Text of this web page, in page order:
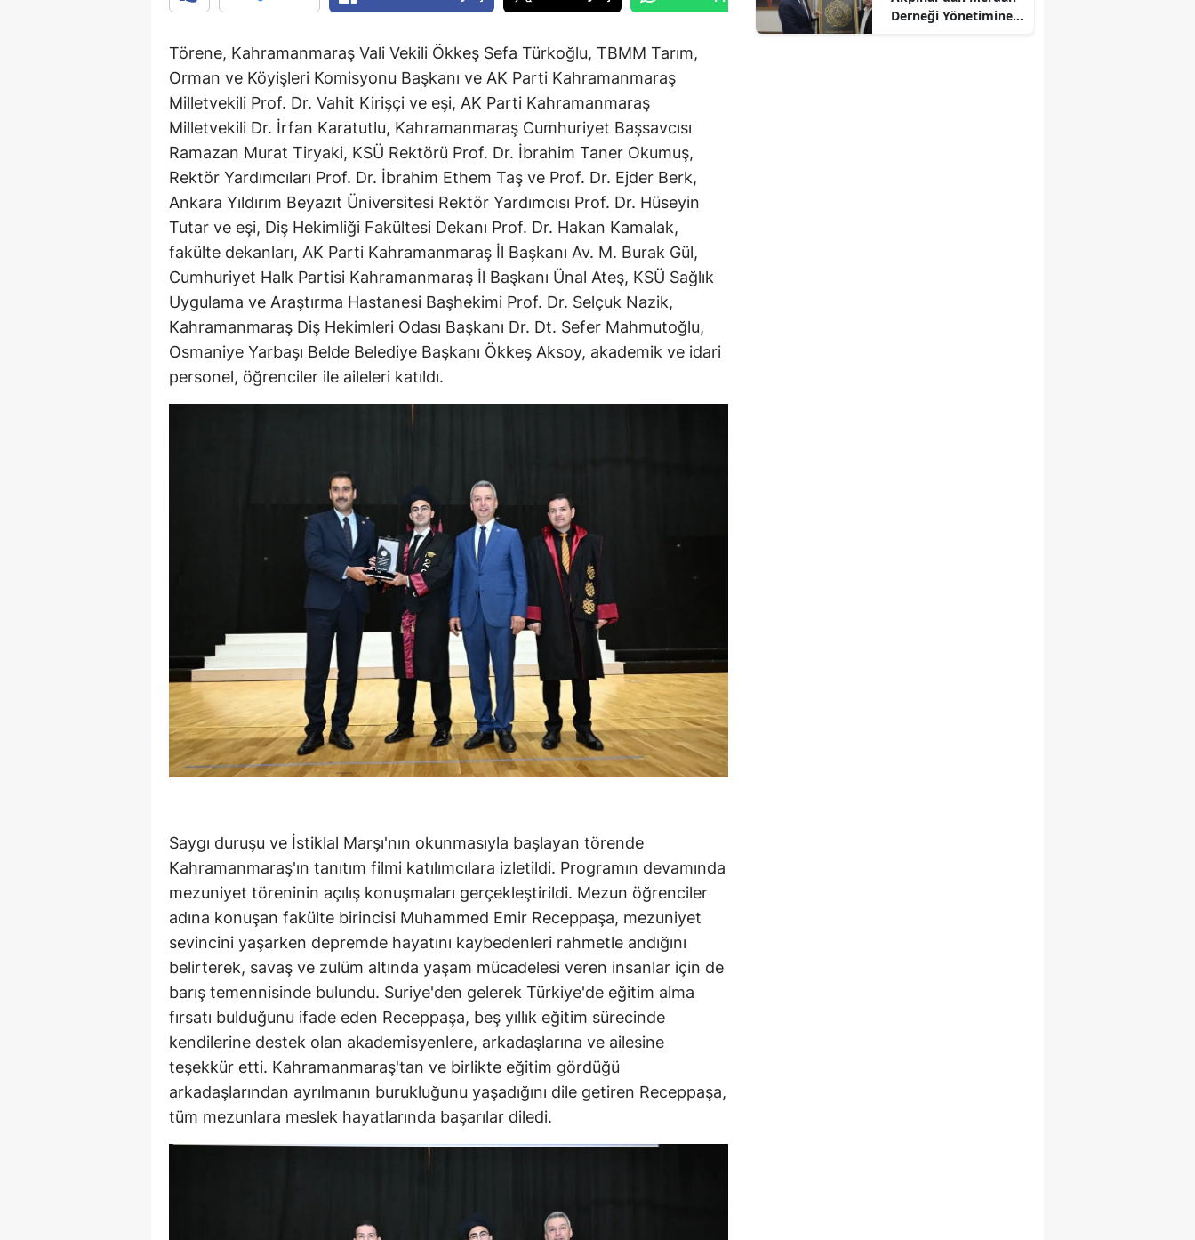
Törene, Kahramanmaraş Vali Vekili Ökkeş Sefa Türkoğlu, TBMM Tarım,
Orman ve Köyişleri Komisyonu Başkanı ve AK Parti Kahramanmaraş
Milletvekili Prof. Dr. Vahit Kirişçi ve eşi, AK Parti Kahramanmaraş
Milletvekili Dr. İrfan Karatutlu, Kahramanmaraş Cumhuriyet Başsavcısı
Ramazan Murat Tiryaki, KSÜ Rektörü Prof. Dr. İbrahim Taner Okumuş,
Rektör Yardımcıları Prof. Dr. İbrahim Ethem Taş ve Prof. Dr. Ejder Berk,
Ankara Yıldırım Beyazıt Üniversitesi Rektör Yardımcısı Prof. Dr. Hüseyin
Tutar ve eşi, Diş Hekimliği Fakültesi Dekanı Prof. Dr. Hakan Kamalak,
fakülte dekanları, AK Parti Kahramanmaraş İl Başkanı Av. M. Burak Gül,
Cumhuriyet Halk Partisi Kahramanmaraş İl Başkanı Ünal Ateş, KSÜ Sağlık
Uygulama ve Araştırma Hastanesi Başhekimi Prof. Dr. Selçuk Nazik,
Kahramanmaraş Diş Hekimleri Odası Başkanı Dr. Dt. Sefer Mahmutoğlu,
Osmaniye Yarbaşı Belde Belediye Başkanı Ökkeş Aksoy, akademik ve idari
personel, öğrenciler ile aileleri katıldı.
Saygı duruşu ve İstiklal Marşı'nın okunmasıyla başlayan törende
Kahramanmaraş'ın tanıtım filmi katılımcılara izletildi. Programın devamında
mezuniyet töreninin açılış konuşmaları gerçekleştirildi. Mezun öğrenciler
adına konuşan fakülte birincisi Muhammed Emir Receppaşa, mezuniyet
sevincini yaşarken depremde hayatını kaybedenleri rahmetle andığını
belirterek, savaş ve zulüm altında yaşam mücadelesi veren insanlar için de
barış temennisinde bulundu. Suriye'den gelerek Türkiye'de eğitim alma
fırsatı bulduğunu ifade eden Receppaşa, beş yıllık eğitim sürecinde
kendilerine destek olan akademisyenlere, arkadaşlarına ve ailesine
teşekkür etti. Kahramanmaraş'tan ve birlikte eğitim gördüğü
arkadaşlarından ayrılmanın burukluğunu yaşadığını dile getiren Receppaşa,
tüm mezunlara meslek hayatlarında başarılar diledi.
Derneği Yönetimine